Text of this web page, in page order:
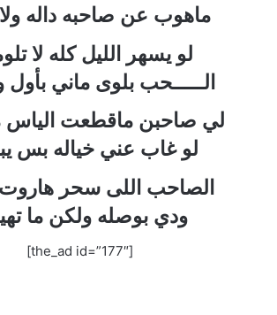
ماهوب عن صاحبه داله
لو يسهر الليل كله لا
الـــــحب بلوى ماني بأول
لي صاحبن ماقطعت الياس
لو غاب عني خياله بس
الصاحب اللى سحر هاروت
ودي بوصله ولكن ما
[the_ad id=”177″]